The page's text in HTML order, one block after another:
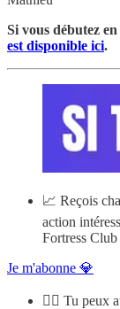
Si vous débutez
est disponible ici.
📈 Reçois
action
Fortress Club
Je m'abonne 💎
🙋‍♂️ Tu peux